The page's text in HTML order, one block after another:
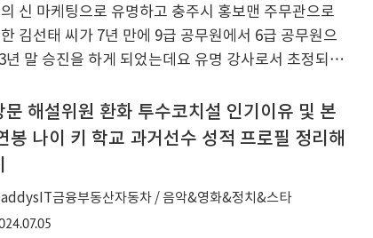
15일부터 전국진, 카라큘라, 구제역 유튜버의 광고
정지가 된 상태로 조치가 된 상태인데요 관련 영상들
만간에 내려야 하지 않을까 하는데요 ..
신 마케팅으로 유명하고 충주시 홍보맨 주무관으로
김선태 씨가 7년 만에 9급 공무원에서 6급 공무원으
년 말 승진을 하게 되었는데요 유명 강사로서 초정되어
유와 본명 나이 키 고향 여자친구 및 결혼정보에 대해
도록 하겠습니다. 김선태 공무원 나이는 1987년 3월
생으로 24년 기준 37세이며 고향은 충북 충주시에서
는 174cm, 몸무게 69.5kg, 혈액형은 A형이며 가족으
아내와 장남 김현우, 차남 김정우가 있습니다. 여자친
문 해설위원 환화 투수코치설 인기이유 및 본
봉 나이 키 학교 과거선수 성적 프로필 정리해
금융부동산자동차 / 음악&영화&정치&스타